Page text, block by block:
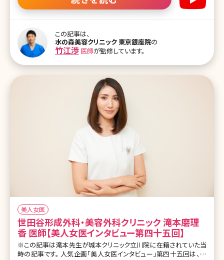
の悩み、授乳後のバストの萎縮などのお悩みについてもその解決法
は? ・脂肪吸引後の圧迫の重要性 ・産後の身体の弛み ・産後に脂肪
吸引、脂肪注入豊胸するメリット、デメリット ・一度の施術で胸に脂肪
注入できる量 ・脂肪注入豊胸でできるしこりとは ・脂肪吸引のダウン
タイム ・脂肪吸引後のリバウンドはこうして起こる ・脂肪注入豊胸の
この記事は、
水の森美容クリニック 東京銀座院の
竹江渉 医師が監修しています。
美人女医
世田谷形成外科・美容外科クリニック 滝本磨理
香 医師【美人女医インタビュー第四十五回】
※この記事は滝本先生が城本クリニック立川院に在籍されていた当
時の記事です。 人気企画「美人女医インタビュー」第四十五回は、全